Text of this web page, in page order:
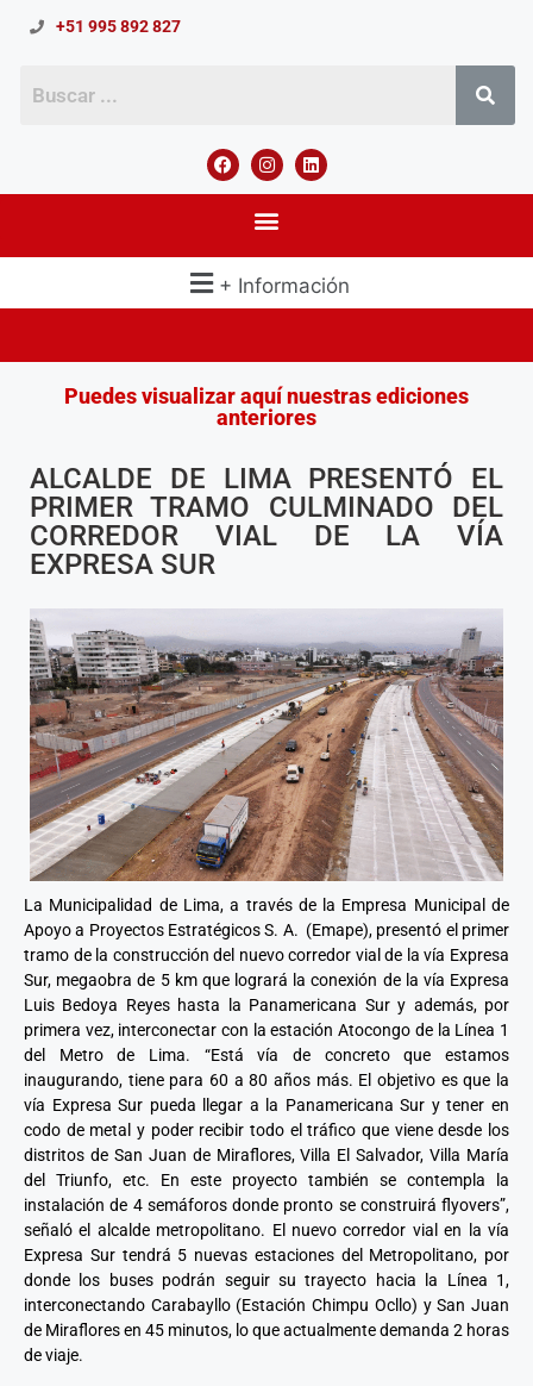
+51 995 892 827
+ Información
Puedes visualizar aquí nuestras ediciones
anteriores
ALCALDE DE LIMA PRESENTÓ EL
PRIMER TRAMO CULMINADO DEL
CORREDOR VIAL DE LA VÍA
EXPRESA SUR
La Municipalidad de Lima, a través de la Empresa Municipal de
Apoyo a Proyectos Estratégicos S. A. (Emape), presentó el primer
tramo de la construcción del nuevo corredor vial de la vía Expresa
Sur, megaobra de 5 km que logrará la conexión de la vía Expresa
Luis Bedoya Reyes hasta la Panamericana Sur y además, por
primera vez, interconectar con la estación Atocongo de la Línea 1
del Metro de Lima. “Está vía de concreto que estamos
inaugurando, tiene para 60 a 80 años más. El objetivo es que la
vía Expresa Sur pueda llegar a la Panamericana Sur y tener en
codo de metal y poder recibir todo el tráfico que viene desde los
distritos de San Juan de Miraflores, Villa El Salvador, Villa María
del Triunfo, etc. En este proyecto también se contempla la
instalación de 4 semáforos donde pronto se construirá flyovers”,
señaló el alcalde metropolitano. El nuevo corredor vial en la vía
Expresa Sur tendrá 5 nuevas estaciones del Metropolitano, por
donde los buses podrán seguir su trayecto hacia la Línea 1,
interconectando Carabayllo (Estación Chimpu Ocllo) y San Juan
de Miraflores en 45 minutos, lo que actualmente demanda 2 horas
de viaje.